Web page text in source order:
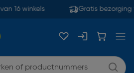
16 winkels Gratis bezorging